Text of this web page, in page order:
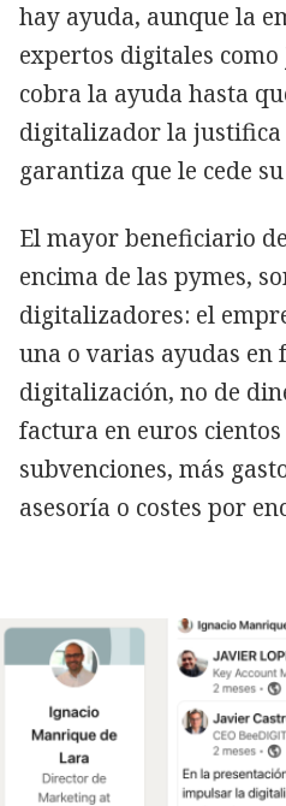
hay ayuda, aunque la
expertos digitales como
cobra la ayuda hasta
digitalizador la justifica
garantiza que le cede
El mayor beneficiario
encima de las pymes,
digitalizadores: el
una o varias ayudas en
digitalización, no de
factura en euros
subvenciones, más
asesoría o costes por